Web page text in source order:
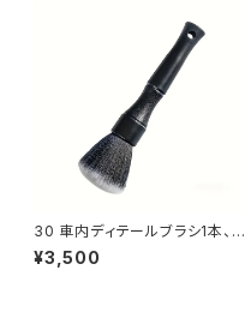
30 車内ディテールブラシ1本、柔
らかい毛のクリーニングブラシ、
ほこり除去ブラシ、車内クリーニ
¥3,500